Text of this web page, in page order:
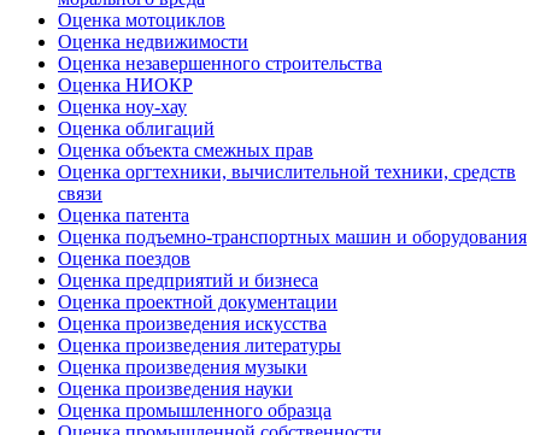
Оценка мотоциклов
Оценка недвижимости
Оценка незавершенного строительства
Оценка НИОКР
Оценка ноу-хау
Оценка облигаций
Оценка объекта смежных прав
Оценка оргтехники, вычислительной техники, средств
связи
Оценка патента
Оценка подъемно-транспортных машин и оборудования
Оценка поездов
Оценка предприятий и бизнеса
Оценка проектной документации
Оценка произведения искусства
Оценка произведения литературы
Оценка произведения музыки
Оценка произведения науки
Оценка промышленного образца